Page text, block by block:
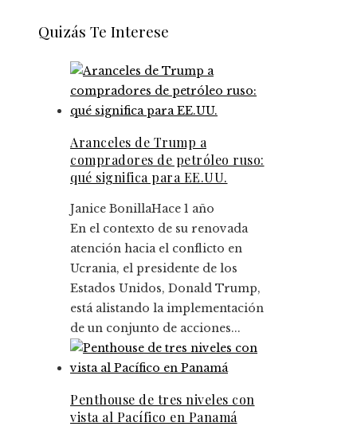
Quizás Te Interese
Aranceles de Trump a
compradores de petróleo ruso:
qué significa para EE.UU.
Janice BonillaHace 1 año
En el contexto de su renovada
atención hacia el conflicto en
Ucrania, el presidente de los
Estados Unidos, Donald Trump,
está alistando la implementación
de un conjunto de acciones...
Penthouse de tres niveles con
vista al Pacífico en Panamá